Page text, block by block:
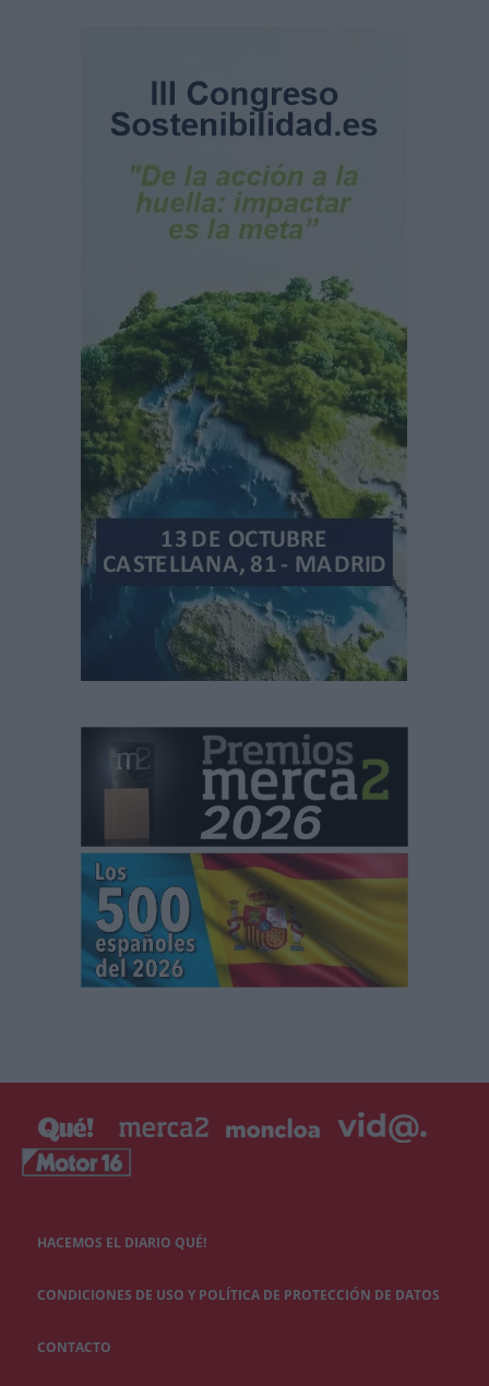
HACEMOS EL DIARIO QUÉ!
CONDICIONES DE USO Y POLÍTICA DE PROTECCIÓN DE DATOS
CONTACTO